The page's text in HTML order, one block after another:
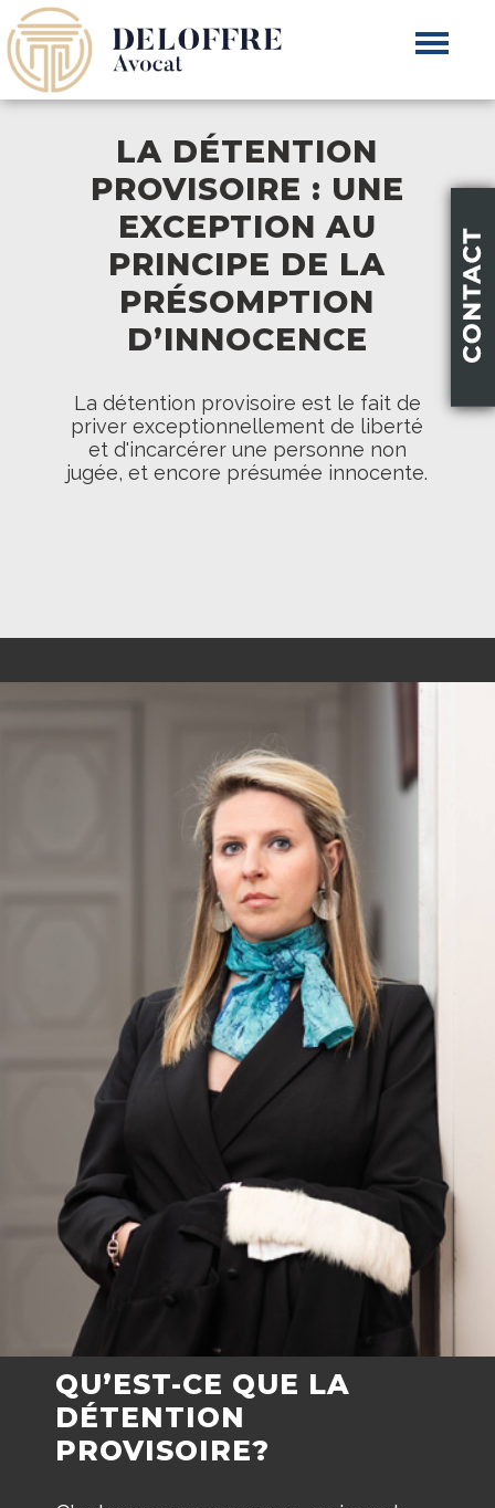
LA DÉTENTION
PROVISOIRE : UNE
EXCEPTION AU
PRINCIPE DE LA
PRÉSOMPTION
D’INNOCENCE
La détention provisoire est le fait de
priver exceptionnellement de liberté
et d'incarcérer une personne non
jugée, et encore présumée innocente.
QU’EST-CE QUE LA
DÉTENTION
PROVISOIRE?